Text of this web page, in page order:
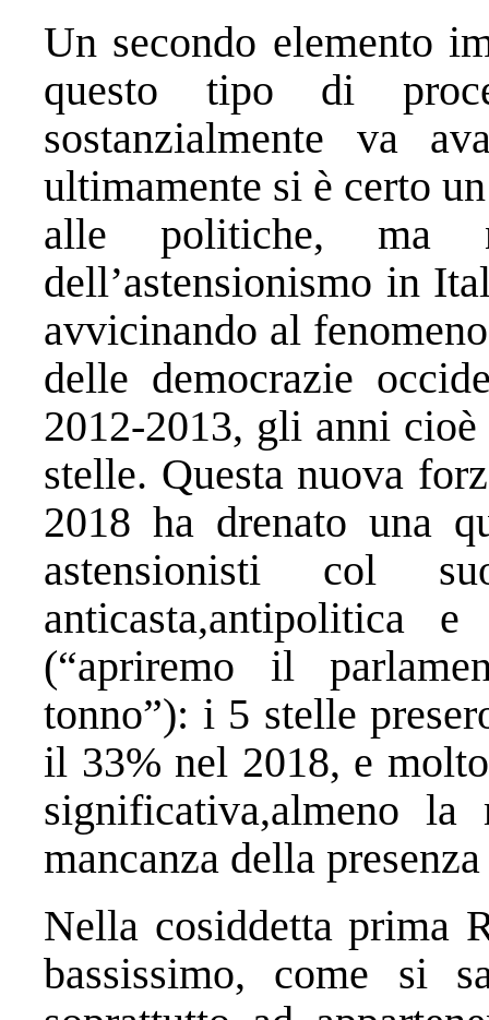
Un secondo elemento
questo tipo di
sostanzialmente va
ultimamente si è certo
alle politiche, ma
dell’astensionismo in
avvicinando al
delle democrazie
2012-2013, gli anni
stelle. Questa nuova
2018 ha drenato una
astensionisti col
anticasta,antipolitica
(“apriremo il
tonno”): i 5 stelle
il 33% nel 2018, e
significativa,almeno la
mancanza della
Nella cosiddetta prima
bassissimo, come si